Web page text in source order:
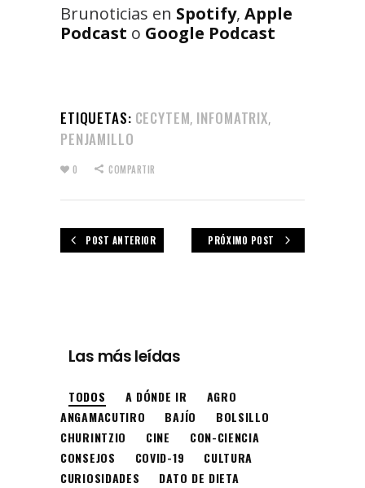
Brunoticias en Spotify, Apple
Podcast o Google Podcast
ETIQUETAS: CECYTEM, INFOMATRIX,
PENJAMILLO
0 COMPARTIR
POST ANTERIOR PRÓXIMO POST
Las más leídas
TODOS A DÓNDE IR
AGRO
ANGAMACUTIRO
BAJÍO
BOLSILLO
CHURINTZIO
CINE
CON-CIENCIA
CONSEJOS
COVID-19
CULTURA
CURIOSIDADES
DATO DE DIETA